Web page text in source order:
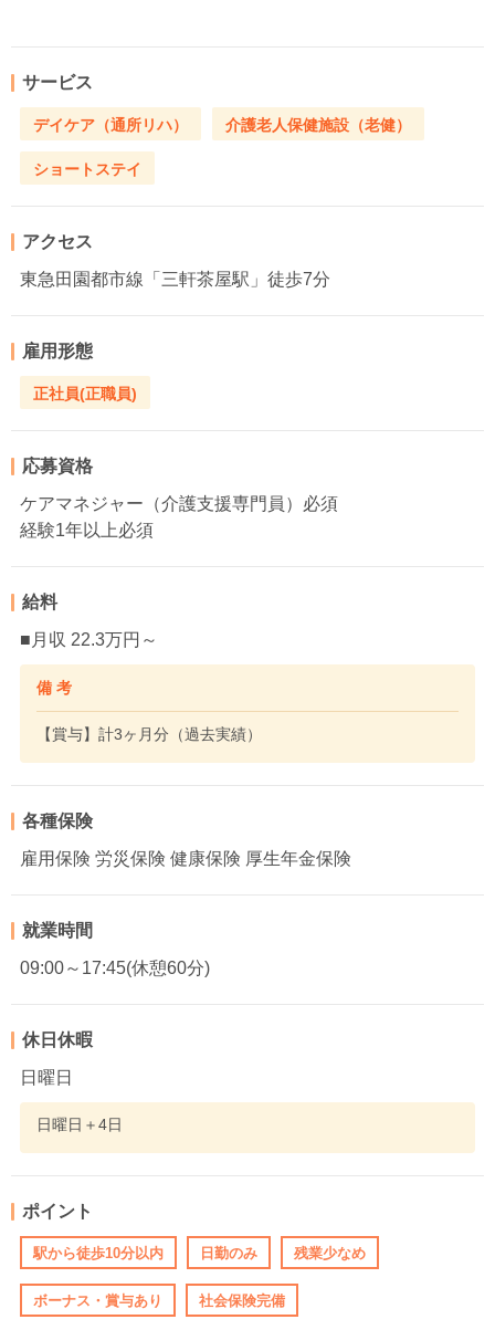
サービス
デイケア（通所リハ） 介護老人保健施設（老健）
ショートステイ
アクセス
東急田園都市線「三軒茶屋駅」徒歩7分
雇用形態
正社員(正職員)
応募資格
ケアマネジャー（介護支援専門員）必須
経験1年以上必須
給料
■月収 22.3万円～
備 考
【賞与】計3ヶ月分（過去実績）
各種保険
雇用保険 労災保険 健康保険 厚生年金保険
就業時間
09:00～17:45(休憩60分)
休日休暇
日曜日
日曜日＋4日
ポイント
駅から徒歩10分以内 日勤のみ 残業少なめ
ボーナス・賞与あり 社会保険完備